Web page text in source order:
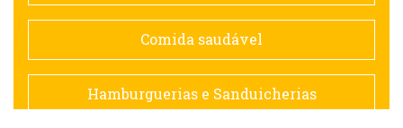
Espanhola
Francesa
Comida saudável
Hamburguerias e Sanduicherias